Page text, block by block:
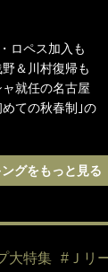
ロペス加入も
野＆川村復帰も
ャ就任の名古屋
ての秋春制｣の
グをもっと見る
大特集 #Ｊリ